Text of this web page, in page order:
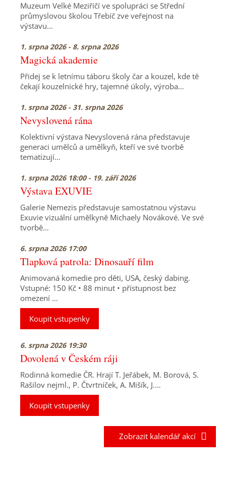
Muzeum Velké Meziříčí ve spolupráci se Střední
průmyslovou školou Třebíč zve veřejnost na
výstavu…
1. srpna 2026 - 8. srpna 2026
Magická akademie
Přidej se k letnímu táboru školy čar a kouzel, kde tě
čekají kouzelnické hry, tajemné úkoly, výroba…
1. srpna 2026 - 31. srpna 2026
Nevyslovená rána
Kolektivní výstava Nevyslovená rána představuje
generaci umělců a umělkyň, kteří ve své tvorbě
tematizují…
1. srpna 2026 18:00 - 19. září 2026
Výstava EXUVIE
Galerie Nemezis představuje samostatnou výstavu
Exuvie vizuální umělkyně Michaely Novákové. Ve své
tvorbě…
6. srpna 2026 17:00
Tlapková patrola: Dinosauří film
Animovaná komedie pro děti, USA, český dabing.
Vstupné: 150 Kč • 88 minut • přístupnost bez
omezení …
Koupit vstupenky
6. srpna 2026 19:30
Dovolená v Českém ráji
Rodinná komedie ČR. Hrají T. Jeřábek, M. Borová, S.
Rašilov nejml., P. Čtvrtníček, A. Mišík, J.…
Koupit vstupenky
Zobrazit kalendář akcí